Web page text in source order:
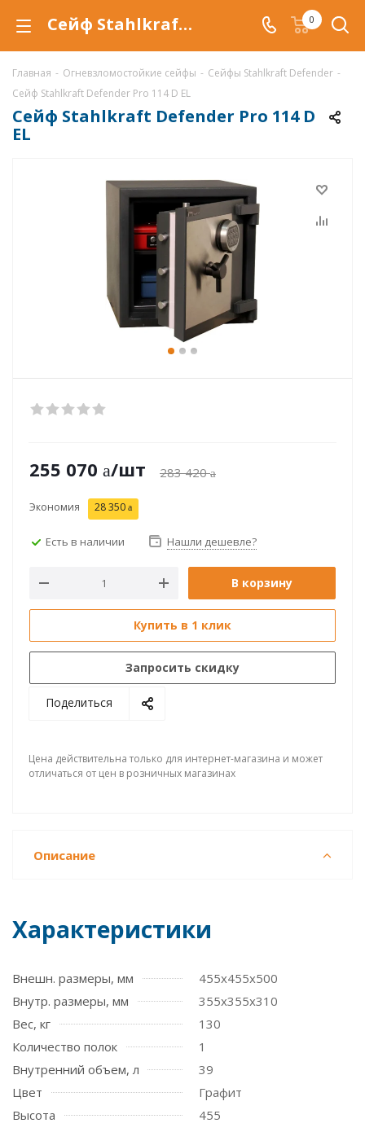
Сейф Stahlkraft Defender Pro 114 D EL 0
Главная - Огневзломостойкие сейфы - Сейфы Stahlkraft Defender -
Сейф Stahlkraft Defender Pro 114 D EL
Сейф Stahlkraft Defender Pro 114 D
EL
255 070 /шт 283 420
Экономия 28 350
Есть в наличии Нашли дешевле?
В корзину
Купить в 1 клик
Запросить скидку
Поделиться
Цена действительна только для интернет-магазина и может
отличаться от цен в розничных магазинах
Описание
Характеристики
Внешн. размеры, мм
455х455х500
Внутр. размеры, мм
355х355х310
Вес, кг
130
Количество полок
1
Внутренний объем, л
39
Цвет
Графит
Высота
455